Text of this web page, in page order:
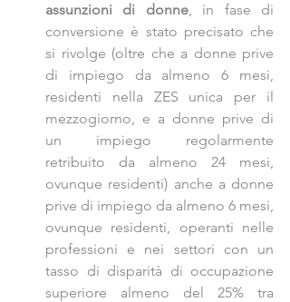
assunzioni di donne, in fase di
conversione è stato precisato che
si rivolge (oltre che a donne prive
di impiego da almeno 6 mesi,
residenti nella ZES unica per il
mezzogiorno, e a donne prive di
un impiego regolarmente
retribuito da almeno 24 mesi,
ovunque residenti) anche a donne
prive di impiego da almeno 6 mesi,
ovunque residenti, operanti nelle
professioni e nei settori con un
tasso di disparità di occupazione
superiore almeno del 25% tra